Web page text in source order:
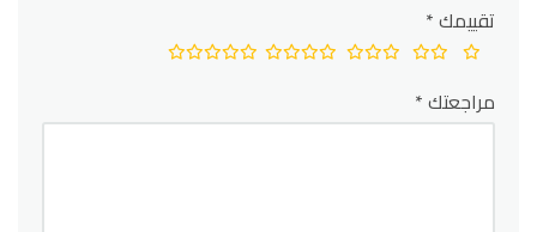
تقييمك*
مراجعتك*